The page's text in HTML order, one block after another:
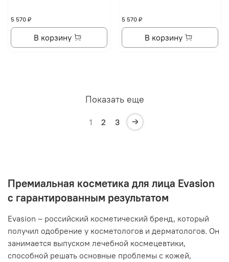
5 570 ₽
В корзину
5 570 ₽
В корзину
Показать еще
1 2 3
Премиальная косметика для лица Evasion
с гарантированным результатом
Evasion – российский косметический бренд, который
получил одобрение у косметологов и дерматологов. Он
занимается выпуском лечебной космецевтики,
способной решать основные проблемы с кожей,